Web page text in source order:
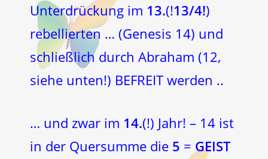
Unterdrückung im 13.(!13/4!)
rebellierten … (Genesis 14) und
schließlich durch Abraham (12,
siehe unten!) BEFREIT werden ..
… und zwar im 14.(!) Jahr! – 14 ist
in der Quersumme die 5 = GEIST